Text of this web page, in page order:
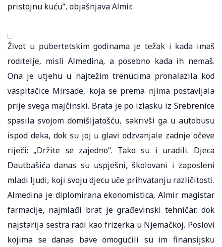
pristojnu kuću“, objašnjava Almir.
Život u pubertetskim godinama je težak i kada imaš
roditelje, misli Almedina, a posebno kada ih nemaš.
Ona je utjehu u najtežim trenucima pronalazila kod
vaspitačice Mirsade, koja se prema njima postavljala
prije svega majčinski. Brata je po izlasku iz Srebrenice
spasila svojom domišljatošću, sakrivši ga u autobusu
ispod deka, dok su joj u glavi odzvanjale zadnje očeve
riječi: „Držite se zajedno“. Tako su i uradili. Djeca
Dautbašića danas su uspješni, školovani i zaposleni
mladi ljudi, koji svoju djecu uče prihvatanju različitosti.
Almedina je diplomirana ekonomistica, Almir magistar
farmacije, najmlađi brat je građevinski tehničar, dok
najstarija sestra radi kao frizerka u Njemačkoj. Poslovi
kojima se danas bave omogućili su im finansijsku